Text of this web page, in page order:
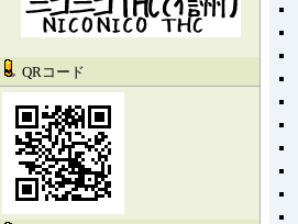
QRコード